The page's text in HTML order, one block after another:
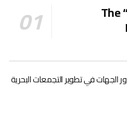
The
الجهات في تطوير التجمعات البحرية